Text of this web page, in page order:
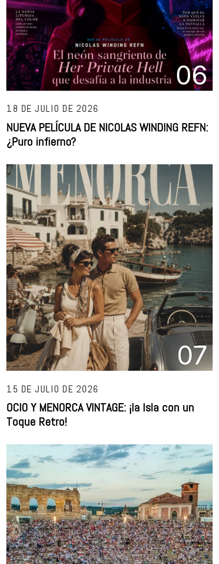
06
18 DE JULIO DE 2026
NUEVA PELÍCULA DE NICOLAS WINDING REFN:
¿Puro infierno?
07
15 DE JULIO DE 2026
OCIO Y MENORCA VINTAGE: ¡la Isla con un
Toque Retro!